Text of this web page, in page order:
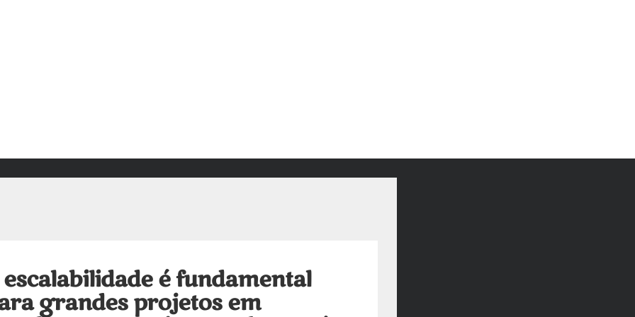
escalabilidade é fundamental
grandes projetos em